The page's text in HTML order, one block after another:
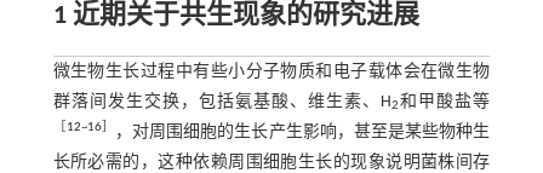
1 近期关于共生现象的研究进展
微生物生长过程中有些小分子物质和电子载体会在微生物
群落间发生交换，包括氨基酸、维生素、H2和甲酸盐等
12~16］
，对周围细胞的生长产生影响，甚至是某些物种生
长所必需的，这种依赖周围细胞生长的现象说明菌株间存